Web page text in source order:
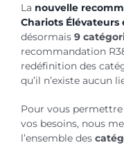
La nouvelle
Chariots
désormais 9
recommandation
redéfinition des
qu’il n’existe aucun
Pour vous
vos besoins, nous
l’ensemble des